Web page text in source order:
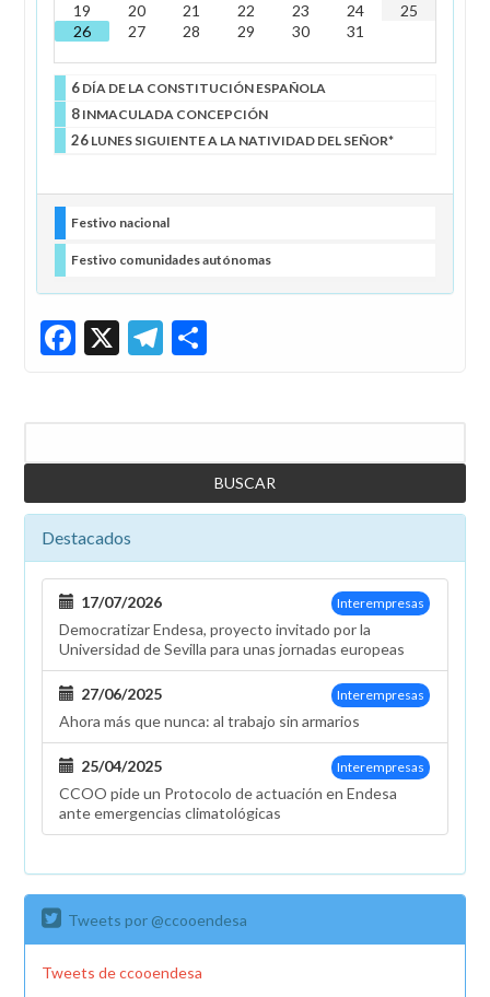
19
20 21 22 23 24
25
26
27 28 29 30 31
6 DÍA DE LA CONSTITUCIÓN ESPAÑOLA
8 INMACULADA CONCEPCIÓN
26 LUNES SIGUIENTE A LA NATIVIDAD DEL SEÑOR*
Festivo nacional
Festivo comunidades autónomas
Facebook
X Telegram
Destacados
Interempresas
17/07/2026
Democratizar Endesa, proyecto invitado por la
Universidad de Sevilla para unas jornadas europeas
Interempresas
27/06/2025
Ahora más que nunca: al trabajo sin armarios
Interempresas
25/04/2025
CCOO pide un Protocolo de actuación en Endesa
ante emergencias climatológicas
Tweets por @ccooendesa
Tweets de ccooendesa